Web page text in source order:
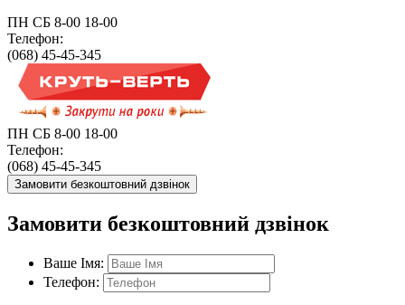
ПН СБ 8-00 18-00
Телефон:
(068) 45-45-345
ПН СБ 8-00 18-00
Телефон:
(068) 45-45-345
Замовити безкоштовний дзвінок
Замовити безкоштовний дзвінок
Ваше Імя:
Телефон: